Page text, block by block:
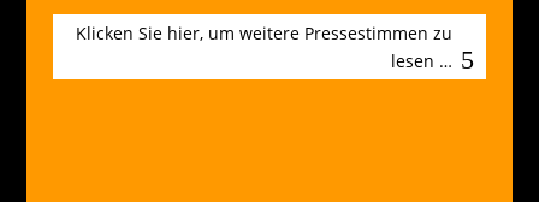
Klicken Sie hier, um weitere Pressestimmen zu
lesen …